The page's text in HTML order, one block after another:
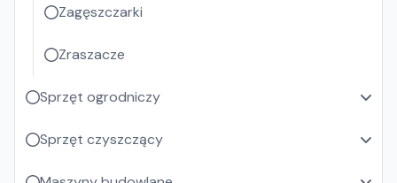
Zagęszczarki
Zraszacze
Sprzęt ogrodniczy
Sprzęt czyszczący